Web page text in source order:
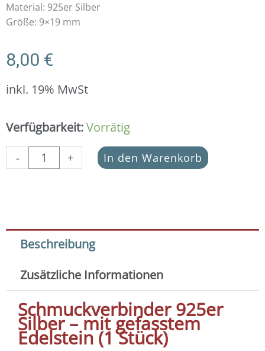
Material: 925er Silber
Größe: 9×19 mm
8,00 €
inkl. 19% MwSt
Verfügbarkeit:Vorrätig
-
Schmuckverbinder
gefasst
in
mm)
Menge
+ In den Warenkorb
Beschreibung
Zusätzliche Informationen
Schmuckverbinder 925er
Silber – mit gefasstem
Edelstein (1 Stück)